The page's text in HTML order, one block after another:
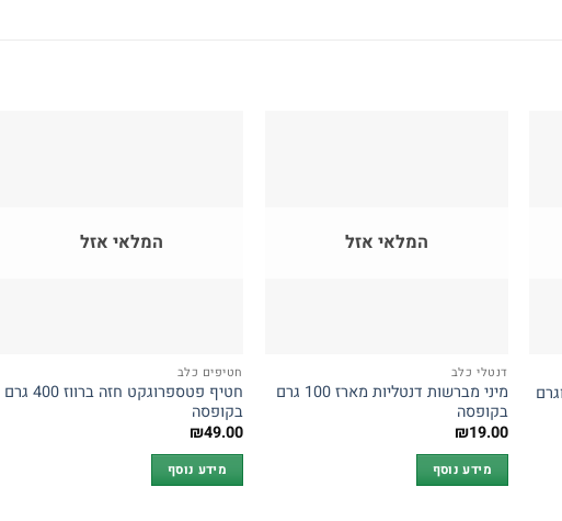
המלאי אזל
דנטלי כלב
מיני מברשות דנטליות מארז 100 גרם
בקופסה
₪19.00
מידע נוסף
המלאי אזל
חטיפים כלב
חטיף פטספרוגקט חזה ברווז 400 גרם
בקופסה
₪49.00
מידע נוסף